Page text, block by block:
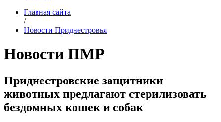
Главная сайта
/
Новости Приднестровья
Новости ПМР
Приднестровские защитники
животных предлагают стерилизовать
бездомных кошек и собак